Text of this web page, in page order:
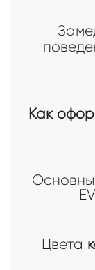
Как
Цвета